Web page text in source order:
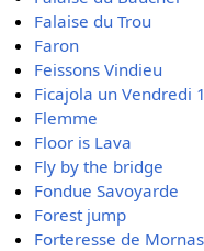
Falaise du Trou
Faron
Feissons Vindieu
Ficajola un Vendredi
Flemme
Floor is Lava
Fly by the bridge
Fondue Savoyarde
Forest jump
Forteresse de Mornas